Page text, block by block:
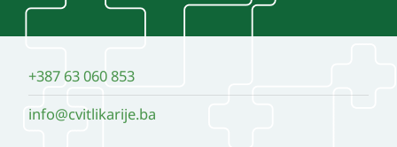
+387 63 060 853
info@cvitlikarije.ba